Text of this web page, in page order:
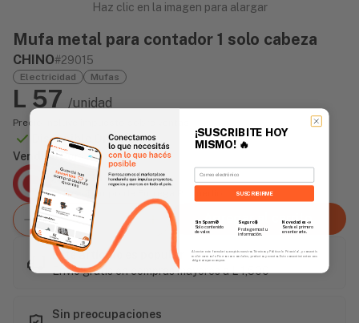
Haz clic en la imagen para alargar
Mufa metal para contador 1 solo cabeza
CHINO#29015
Electricidad Mufas
L 57 /unidad
Precio incluye impuesto sobre ventas
Disponible Online
Vendido Por:
Agencia Global
2 días - Tiempo de Entrega Promedio
Agregar al carrito
Este artículo es popular
Envío gratis en compras mayores a L 1,500
Sin preocupaciones
¡SUSCRIBITE HOY
MISMO! 🔥
Email
SUSCRIBIRME
Sin Spam 🚫
Solo contenido
de valor.
Seguro 🔒
Protegemos tu
información.
Novedades📣
Serás el primero
en enterarte.
Al enviar este formulario, aceptás nuestros Términos y Política de Privacidad, y consentís
recibir correos de Fierros con novedades, productos y eventos. Este consentimiento no es
obligatorio para comprar.